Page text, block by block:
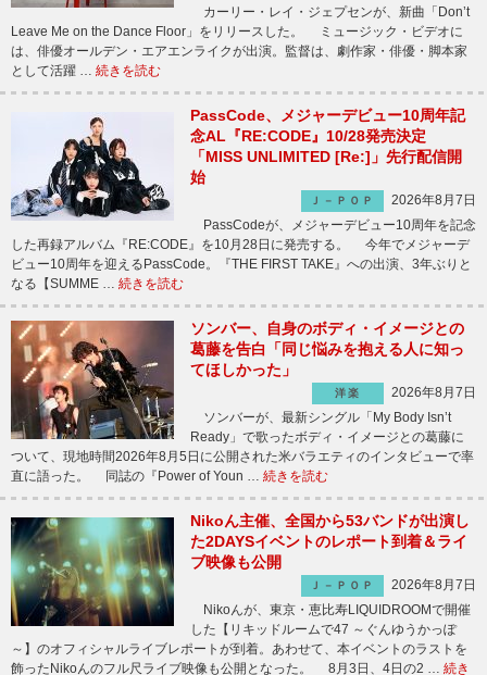
カーリー・レイ・ジェプセンが、新曲「Don’t
Leave Me on the Dance Floor」をリリースした。 ミュージック・ビデオに
は、俳優オールデン・エアエンライクが出演。監督は、劇作家・俳優・脚本家
として活躍 … 続きを読む
PassCode、メジャーデビュー10周年記
念AL『RE:CODE』10/28発売決定
「MISS UNLIMITED [Re:]」先行配信開
始
Ｊ－ＰＯＰ
2026年8月7日
PassCodeが、メジャーデビュー10周年を記念
した再録アルバム『RE:CODE』を10月28日に発売する。 今年でメジャーデ
ビュー10周年を迎えるPassCode。『THE FIRST TAKE』への出演、3年ぶりと
なる【SUMME … 続きを読む
ソンバー、自身のボディ・イメージとの
葛藤を告白「同じ悩みを抱える人に知っ
てほしかった」
洋楽
2026年8月7日
ソンバーが、最新シングル「My Body Isn’t
Ready」で歌ったボディ・イメージとの葛藤に
ついて、現地時間2026年8月5日に公開された米バラエティのインタビューで率
直に語った。 同誌の『Power of Youn … 続きを読む
Nikoん主催、全国から53バンドが出演し
た2DAYSイベントのレポート到着＆ライ
ブ映像も公開
Ｊ－ＰＯＰ
2026年8月7日
Nikoんが、東京・恵比寿LIQUIDROOMで開催
した【リキッドルームで47 ～ぐんゆうかっぽ
～】のオフィシャルライブレポートが到着。あわせて、本イベントのラストを
飾ったNikoんのフル尺ライブ映像も公開となった。 8月3日、4日の2 … 続き